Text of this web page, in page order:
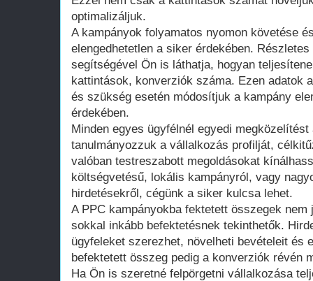
optimalizáljuk.
A kampányok folyamatos nyomon követése
elengedhetetlen a siker érdekében.
segítségével Ön is láthatja, hogyan
kattintások, konverziók száma. Ezen adatok
és szükség esetén módosítjuk a kampány
érdekében.
Minden egyes ügyfélnél egyedi
tanulmányozzuk a vállalkozás profilját,
valóban testreszabott megoldásokat
költségvetésű, lokális kampányról, vagy
hirdetésekről, cégünk a siker kulcsa lehet.
A PPC kampányokba fektetett összegek
sokkal inkább befektetésnek tekinthetők.
ügyfeleket szerezhet, növelheti bevételeit és
befektetett összeg pedig a konverziók révén
Ha Ön is szeretné felpörgetni vállalkozása